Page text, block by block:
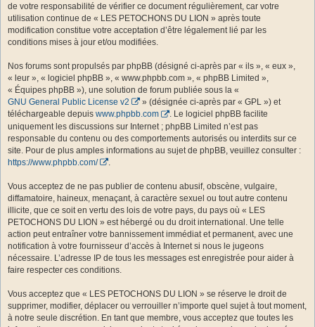
de votre responsabilité de vérifier ce document régulièrement, car votre
utilisation continue de « LES PETOCHONS DU LION » après toute
modification constitue votre acceptation d’être légalement lié par les
conditions mises à jour et/ou modifiées.
Nos forums sont propulsés par phpBB (désigné ci-après par « ils », « eux »,
« leur », « logiciel phpBB », « www.phpbb.com », « phpBB Limited »,
« Équipes phpBB »), une solution de forum publiée sous la «
GNU General Public License v2
» (désignée ci-après par « GPL ») et
téléchargeable depuis www.phpbb.com
. Le logiciel phpBB facilite
uniquement les discussions sur Internet ; phpBB Limited n’est pas
responsable du contenu ou des comportements autorisés ou interdits sur ce
site. Pour de plus amples informations au sujet de phpBB, veuillez consulter :
https://www.phpbb.com/
Vous acceptez de ne pas publier de contenu abusif, obscène, vulgaire,
diffamatoire, haineux, menaçant, à caractère sexuel ou tout autre contenu
illicite, que ce soit en vertu des lois de votre pays, du pays où « LES
PETOCHONS DU LION » est hébergé ou du droit international. Une telle
action peut entraîner votre bannissement immédiat et permanent, avec une
notification à votre fournisseur d’accès à Internet si nous le jugeons
nécessaire. L’adresse IP de tous les messages est enregistrée pour aider à
faire respecter ces conditions.
Vous acceptez que « LES PETOCHONS DU LION » se réserve le droit de
supprimer, modifier, déplacer ou verrouiller n’importe quel sujet à tout moment,
à notre seule discrétion. En tant que membre, vous acceptez que toutes les